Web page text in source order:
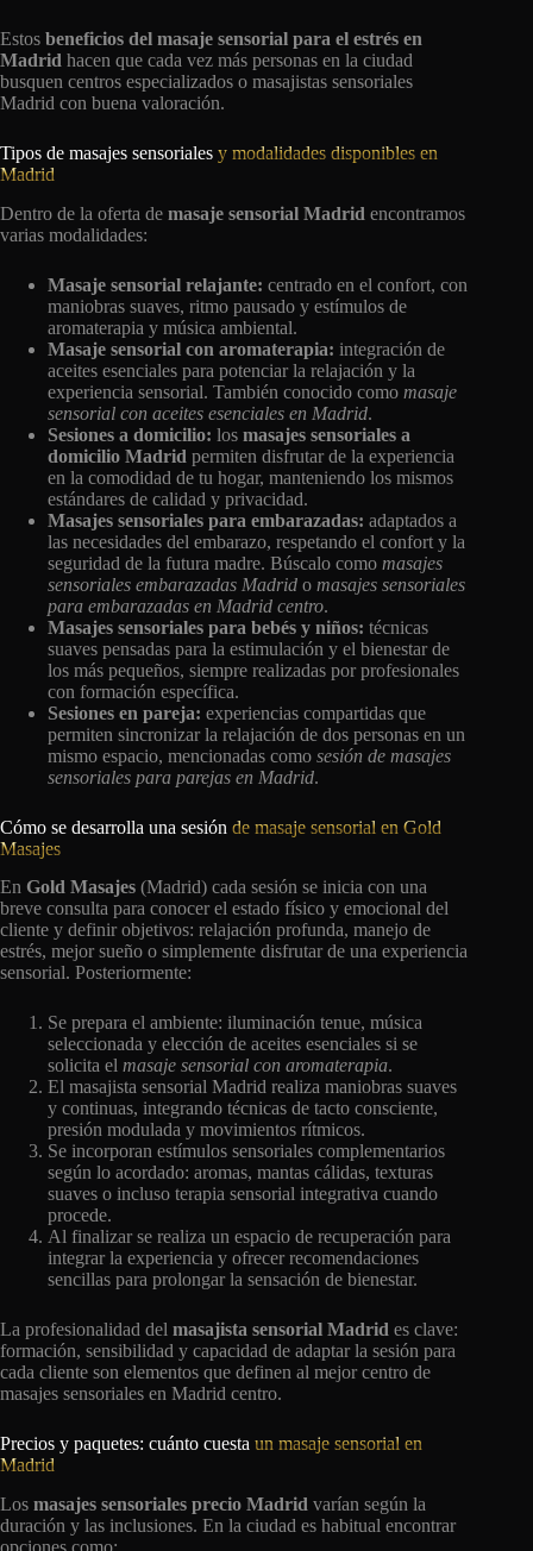
Estos beneficios del masaje sensorial para el estrés en
Madrid hacen que cada vez más personas en la ciudad
busquen centros especializados o masajistas sensoriales
Madrid con buena valoración.
Tipos de masajes sensoriales y modalidades disponibles en
Madrid
Dentro de la oferta de masaje sensorial Madrid encontramos
varias modalidades:
Masaje sensorial relajante: centrado en el confort, con
maniobras suaves, ritmo pausado y estímulos de
aromaterapia y música ambiental.
Masaje sensorial con aromaterapia: integración de
aceites esenciales para potenciar la relajación y la
experiencia sensorial. También conocido como masaje
sensorial con aceites esenciales en Madrid.
Sesiones a domicilio: los masajes sensoriales a
domicilio Madrid permiten disfrutar de la experiencia
en la comodidad de tu hogar, manteniendo los mismos
estándares de calidad y privacidad.
Masajes sensoriales para embarazadas: adaptados a
las necesidades del embarazo, respetando el confort y la
seguridad de la futura madre. Búscalo como masajes
sensoriales embarazadas Madrid o masajes sensoriales
para embarazadas en Madrid centro.
Masajes sensoriales para bebés y niños: técnicas
suaves pensadas para la estimulación y el bienestar de
los más pequeños, siempre realizadas por profesionales
con formación específica.
Sesiones en pareja: experiencias compartidas que
permiten sincronizar la relajación de dos personas en un
mismo espacio, mencionadas como sesión de masajes
sensoriales para parejas en Madrid.
Cómo se desarrolla una sesión de masaje sensorial en Gold
Masajes
En Gold Masajes (Madrid) cada sesión se inicia con una
breve consulta para conocer el estado físico y emocional del
cliente y definir objetivos: relajación profunda, manejo de
estrés, mejor sueño o simplemente disfrutar de una experiencia
sensorial. Posteriormente:
Se prepara el ambiente: iluminación tenue, música
seleccionada y elección de aceites esenciales si se
solicita el masaje sensorial con aromaterapia.
El masajista sensorial Madrid realiza maniobras suaves
y continuas, integrando técnicas de tacto consciente,
presión modulada y movimientos rítmicos.
Se incorporan estímulos sensoriales complementarios
según lo acordado: aromas, mantas cálidas, texturas
suaves o incluso terapia sensorial integrativa cuando
procede.
Al finalizar se realiza un espacio de recuperación para
integrar la experiencia y ofrecer recomendaciones
sencillas para prolongar la sensación de bienestar.
La profesionalidad del masajista sensorial Madrid es clave:
formación, sensibilidad y capacidad de adaptar la sesión para
cada cliente son elementos que definen al mejor centro de
masajes sensoriales en Madrid centro.
Precios y paquetes: cuánto cuesta un masaje sensorial en
Madrid
Los masajes sensoriales precio Madrid varían según la
duración y las inclusiones. En la ciudad es habitual encontrar